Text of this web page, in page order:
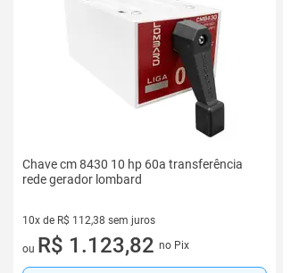
Chave cm 8430 10 hp 60a transferência
rede gerador lombard
10x de R$ 112,38 sem juros
10 vez de R$ 112,38 sem juros
ou R$ 1.123,82 no Pix